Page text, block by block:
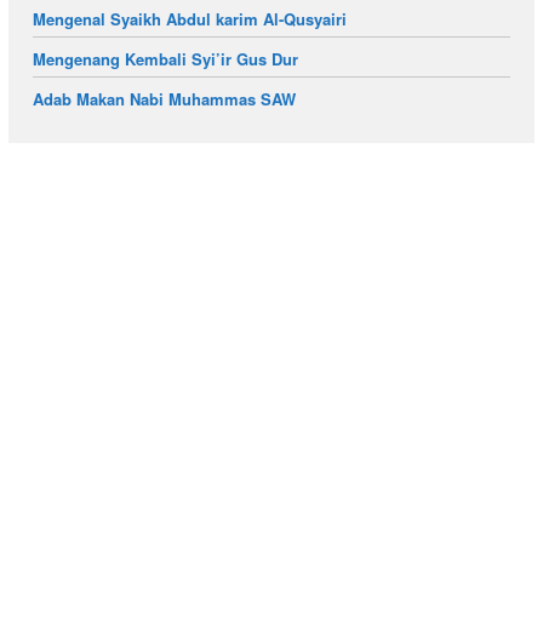
Mengenal Syaikh Abdul karim Al-Qusyairi
Mengenang Kembali Syi’ir Gus Dur
Adab Makan Nabi Muhammas SAW